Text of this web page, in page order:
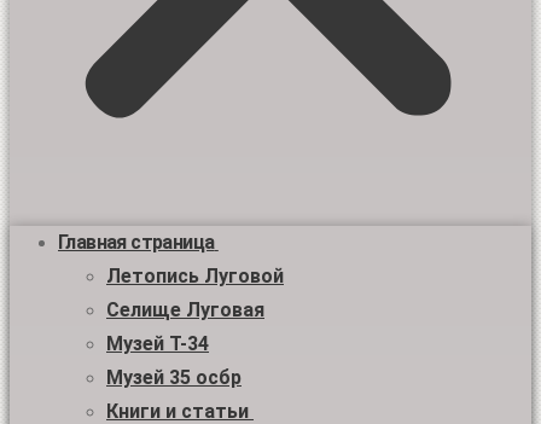
Главная страница
Летопись Луговой
Селище Луговая
Музей Т-34
Музей 35 осбр
Книги и статьи